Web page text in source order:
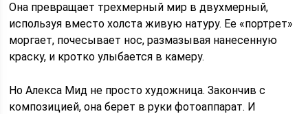
Она превращает трехмерный мир в двухмерный,
используя вместо холста живую натуру. Ее «портрет»
моргает, почесывает нос, размазывая нанесенную
краску, и кротко улыбается в камеру.
Но Алекса Мид не просто художница. Закончив с
композицией, она берет в руки фотоаппарат. И